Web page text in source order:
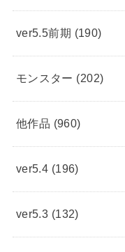
ver5.5前期 (190)
モンスター (202)
他作品 (960)
ver5.4 (196)
ver5.3 (132)